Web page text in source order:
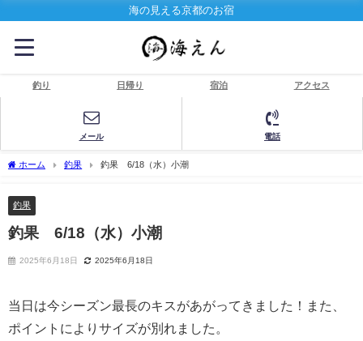
海の見える京都のお宿
釣り 日帰り 宿泊 アクセス
メール 電話
ホーム 釣果 釣果 6/18（水）小潮
釣果
釣果 6/18（水）小潮
2025年6月18日 2025年6月18日
当日は今シーズン最長のキスがあがってきました！また、
ポイントによりサイズが別れました。